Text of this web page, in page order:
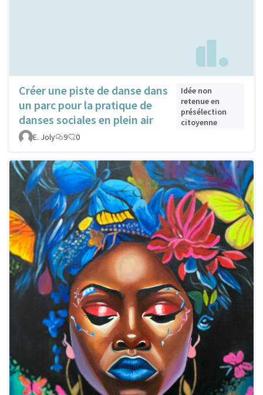
Créer une piste de danse dans
un parc pour la pratique de
danses sociales en plein air
Idée non
retenue en
présélection
citoyenne
E. Joly
9 0